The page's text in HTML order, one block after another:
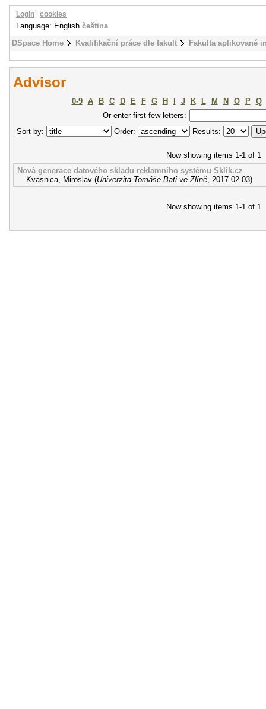
DSpace Home Kvalifikační práce dle fakult Fakulta aplikované
Login cookies
Language: English čeština
Advisor
0-9 A B C D E F G H J K L M N O P
Q
Or enter first few letters:
Sort by:
Order: Results:
Now showing items 1-1 of 1
Nová generace datového skladu reklamního systému Sklik.cz
Kvasnica, Miroslav (Univerzita Tomáše Bati ve Zlíně, 2017-02-03)
Now showing items 1-1 of 1